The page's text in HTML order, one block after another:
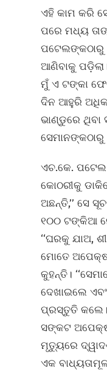
ଏହି କାମ କରି
ପରେ ମଧ୍ୟ
ଆଣିବାକୁ
ମୁଁ ଏ ଟଙ୍କା
ଦିନ ଆହୁରି ଅଧିକ
ଭାଣ୍ଡୁରେ
ଏଚ.କେ. ପଟେଲ
କୋଠରୀକୁ
ଅଛନ୍ତି,’’ ସେ
୧୦୦ ଟଙ୍କିଆ
‘‘ଘରକୁ ଯାଅ,
ମୋତେ
କୁହନ୍ତି।
ଦେଖାଇଲେ
ପ୍ରସ୍ତୁତି
ସଙ୍କଟ
ମୃତ୍ୟୁରେ
ଏକ